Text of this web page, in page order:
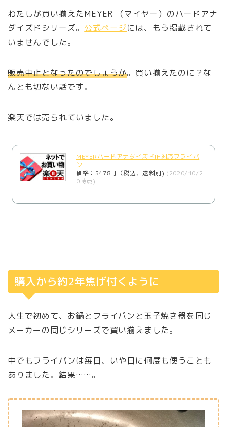
わたしが買い揃えたMEYER （マイヤー）のハードアナ
ダイズドシリーズ。 公式ページには、もう掲載されて
いませんでした。
販売中止となったのでしょうか。買い揃えたのに？な
んとも切ない話です。
楽天では売られていました。
MEYERハードアナダイズドIH対応フライパ
ン
価格：5478円（税込、送料別) (2020/10/2
0時点)
購入から約2年焦げ付くように
人生で初めて、お鍋とフライパンと玉子焼き器を同じ
メーカーの同じシリーズで買い揃えました。
中でもフライパンは毎日、いや日に何度も使うことも
ありました。結果……。